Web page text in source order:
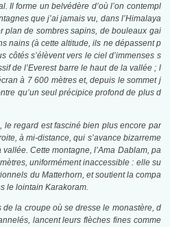
Il forme un belvédère d’où l’on contempl
que j’ai jamais vu, dans l’Himalaya
plan de sombres sapins, de bouleaux gai
nains (à cette altitude, ils ne dépassent p
côtés s’élèvent vers le ciel d’immenses s
de l’Everest barre le haut de la vallée ; l
à 7 600 mètres et, depuis le sommet j
qu’un seul précipice profond de plus d
le regard est fasciné bien plus encore par
à mi-distance, qui s’avance bizarreme
Cette montagne, l’Ama Dablam, pa
uniformément inaccessible : elle su
du Matterhorn, et soutient la compa
le lointain Karakoram.
la croupe où se dresse le monastère, d
lancent leurs flèches fines comme